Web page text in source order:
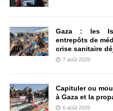
Gaza : les
entrepôts de
crise sanitaire
7 août 2026
Capituler ou
à Gaza et la
6 août 2026